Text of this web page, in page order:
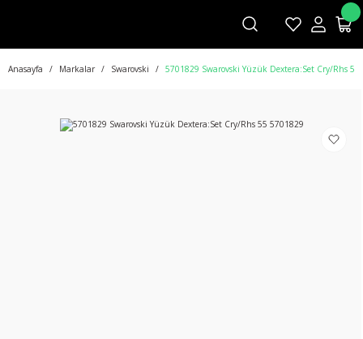
Anasayfa Markalar Swarovski 5701829 Swarovski Yüzük Dextera:Set Cry/Rhs 55